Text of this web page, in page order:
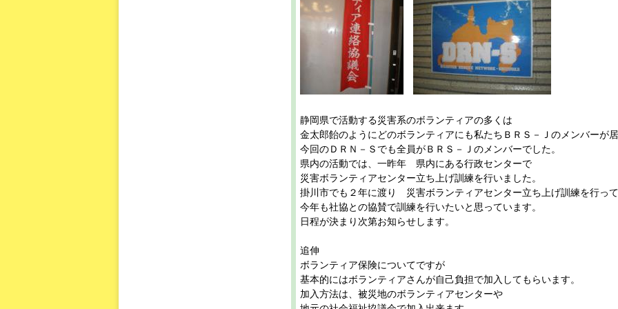
静岡県で活動する災害系のボランティアの多くは
金太郎飴のようにどのボランティアにも私たちＢＲＳ－Ｊのメンバーが居
今回のＤＲＮ－Ｓでも全員がＢＲＳ－Ｊのメンバーでした。
県内の活動では、一昨年 県内にある行政センターで
災害ボランティアセンター立ち上げ訓練を行いました。
掛川市でも２年に渡り 災害ボランティアセンター立ち上げ訓練を行って
今年も社協との協賛で訓練を行いたいと思っています。
日程が決まり次第お知らせします。
追伸
ボランティア保険についてですが
基本的にはボランティアさんが自己負担で加入してもらいます。
加入方法は、被災地のボランティアセンターや